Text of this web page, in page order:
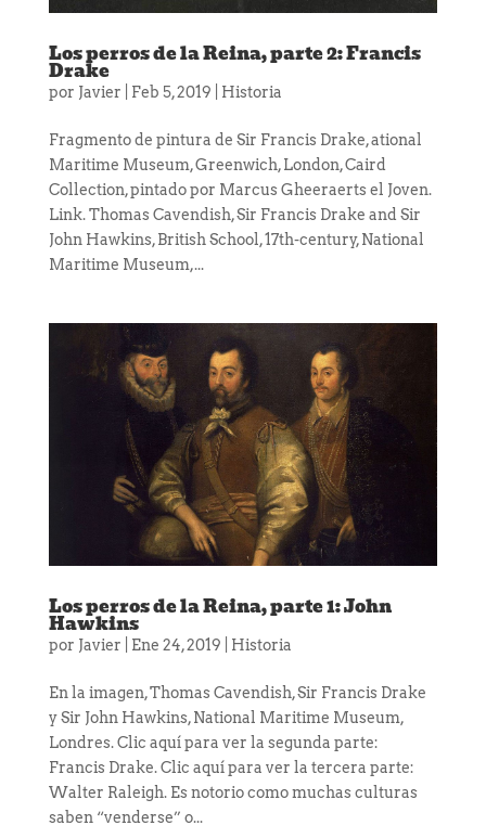
Los perros de la Reina, parte 2: Francis
Drake
por Javier Feb 5, 2019 Historia
Fragmento de pintura de Sir Francis Drake, ational
Maritime Museum, Greenwich, London, Caird
Collection, pintado por Marcus Gheeraerts el Joven.
Link. Thomas Cavendish, Sir Francis Drake and Sir
John Hawkins, British School, 17th-century, National
Maritime Museum,...
Los perros de la Reina, parte 1: John
Hawkins
por Javier Ene 24, 2019 Historia
En la imagen, Thomas Cavendish, Sir Francis Drake
y Sir John Hawkins, National Maritime Museum,
Londres. Clic aquí para ver la segunda parte:
Francis Drake. Clic aquí para ver la tercera parte:
Walter Raleigh. Es notorio como muchas culturas
saben “venderse” o...